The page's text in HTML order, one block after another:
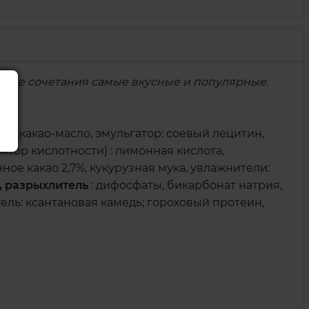
сочетания самые вкусные и популярные.
какао-масло, эмульгатор: соевый лецитин,
кислотности) : лимонная кислота,
какао 2,7%, кукурузная мука, увлажнители:
разрыхлитель : дифосфаты, бикарбонат натрия,
ксантановая камедь; гороховый протеин,